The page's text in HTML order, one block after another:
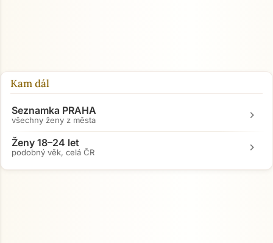
Kam dál
Seznamka PRAHA
všechny ženy z města chevron_right
Ženy 18–24 let
podobný věk, celá ČR chevron_right